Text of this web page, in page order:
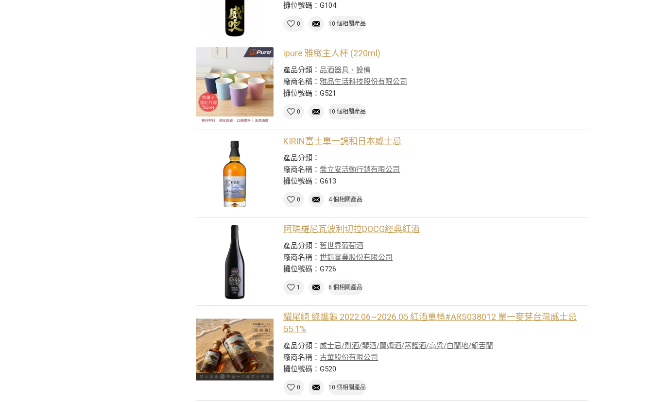
攤位號碼：G104
0 10 個相關產品
ipure 雅緻主人杯 (220ml)
產品分類： 品酒器具、設備
廠商名稱：雅品生活科技股份有限公司
攤位號碼：G521
0 10 個相關產品
KIRIN富士單一調和日本威士忌
產品分類：
廠商名稱：喬立安活動行銷有限公司
攤位號碼：G613
0 4 個相關產品
阿瑪羅尼瓦波利切拉DOCG經典紅酒
產品分類： 舊世界葡萄酒
廠商名稱：世鈺實業股份有限公司
攤位號碼：G726
1 6 個相關產品
貓尾崎 綠蠵龜 2022.06~2026.05 紅酒單桶#ARS038012 單一麥芽台灣威士忌
55.1%
產品分類： 威士忌/烈酒/琴酒/蘭姆酒/蒸餾酒/高粱/白蘭地/龍舌蘭
廠商名稱：古華股份有限公司
攤位號碼：G520
0 10 個相關產品